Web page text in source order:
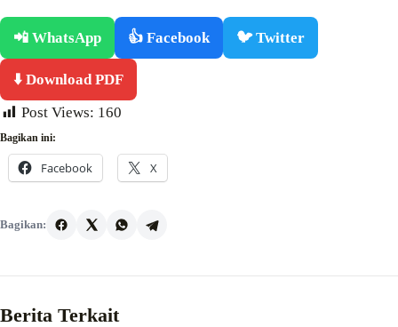
📲 WhatsApp 👍 Facebook 🐦 Twitter
⬇️ Download PDF
Post Views: 160
Bagikan ini:
Facebook X
Bagikan:
Berita Terkait